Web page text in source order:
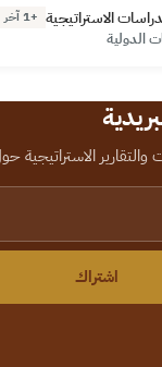
الاستراتيجية +1 آخر
الدولية
الاستراتيجية
اشتراك